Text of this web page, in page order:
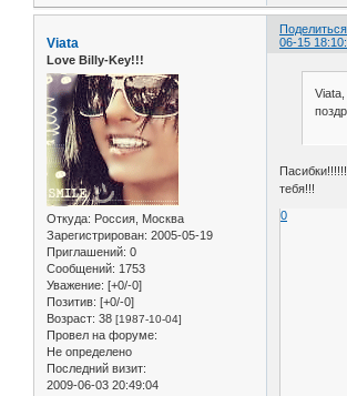
Поделиться
06-15
Viata
Love Billy-Key!!!
Откуда: Россия, Москва
Зарегистрирован: 2005-05-19
Приглашений: 0
Сообщений: 1753
Уважение: [+0/-0]
Позитив: [+0/-0]
Возраст: 38 [1987-10-04]
Провел на форуме:
Не определено
Последний визит:
2009-06-03 20:49:04
Viata,
тебя!!!
0